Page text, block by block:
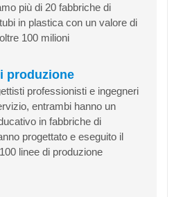
più di 20 fabbriche di
in plastica con un valore di
100 milioni
produzione
professionisti e ingegneri
entrambi hanno un
in fabbriche di
progettato e eseguito il
linee di produzione